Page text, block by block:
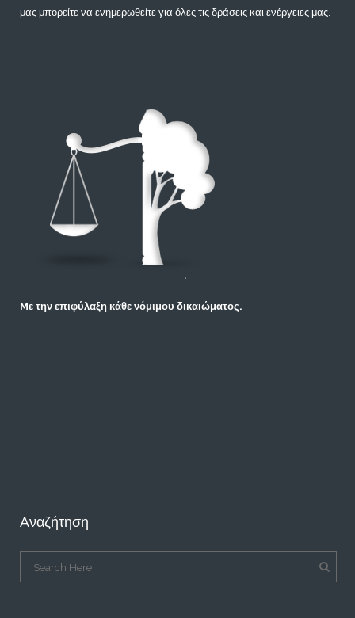
μας μπορείτε να ενημερωθείτε για όλες τις δράσεις και ενέργειες μας.
Mε την επιφύλαξη κάθε νόμιμου δικαιώματος.
Αναζήτηση